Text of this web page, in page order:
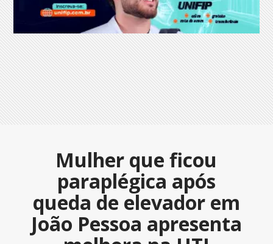
Mulher que ficou
paraplégica após
queda de elevador em
João Pessoa apresenta